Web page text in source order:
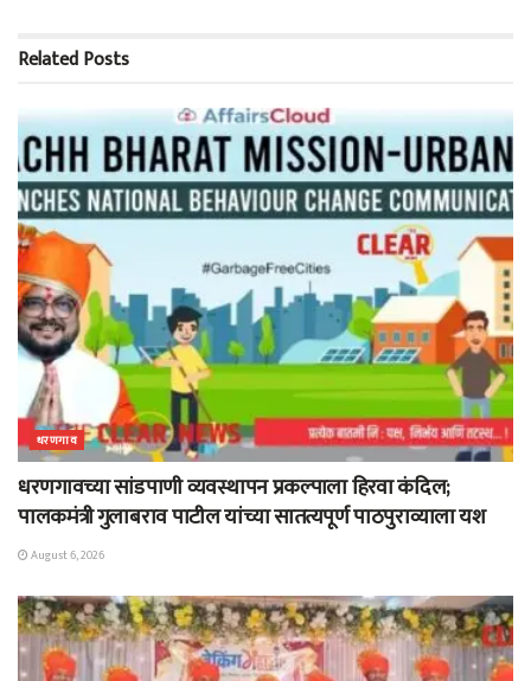
RelatedPosts
धरणगाव
धरणगावच्या सांडपाणी व्यवस्थापन प्रकल्पाला हिरवा कंदिल;
पालकमंत्री गुलाबराव पाटील यांच्या सातत्यपूर्ण पाठपुराव्याला यश
August 6, 2026